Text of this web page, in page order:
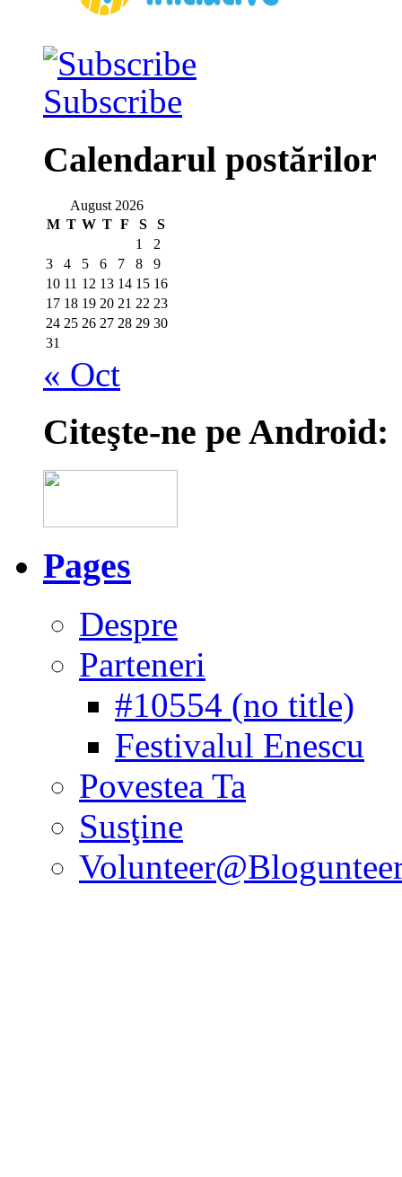
Subscribe
Calendarul postărilor
August 2026
M T W T F S
S
1
2
3
4 5 6 7 8
9
10 11 12 13 14 15 16
17 18 19 20 21 22 23
24 25 26 27 28 29 30
31
« Oct
Citeşte-ne pe Android:
Pages
Despre
Parteneri
#10554 (no title)
Festivalul Enescu
Povestea Ta
Susţine